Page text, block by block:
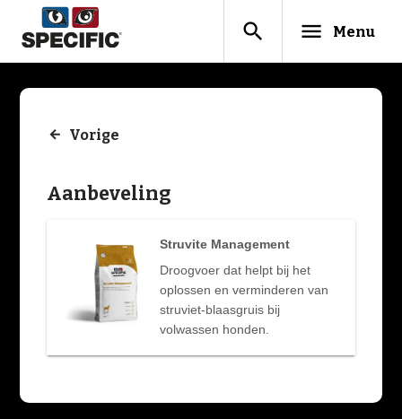
search menu Menu
Vorige
Aanbeveling
Struvite Management
Droogvoer dat helpt bij het
oplossen en verminderen van
struviet-blaasgruis bij
volwassen honden.